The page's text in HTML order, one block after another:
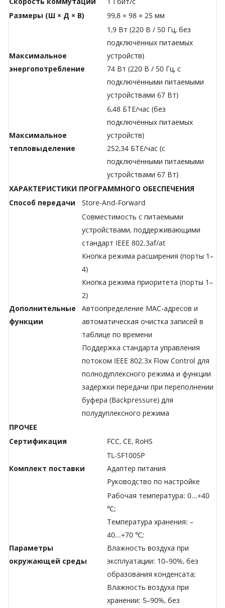
Размеры (Ш × Д × В)
99,8 × 98 × 25 мм
Максимальное
энергопотребление
1,9 Вт (220 В / 50 Гц, без
подключённых питаемых
устройств)
74 Вт (220 В / 50 Гц, с
подключёнными питаемыми
устройствами 67 Вт)
Максимальное
тепловыделение
6,48 БТЕ/час (без
подключённых питаемых
устройств)
252,34 БТЕ/час (с
подключёнными питаемыми
устройствами 67 Вт)
ХАРАКТЕРИСТИКИ ПРОГРАММНОГО ОБЕСПЕЧЕНИЯ
Способ передачи
Store-And-Forward
Дополнительные
функции
Совместимость с питаемыми
устройствами, поддерживающими
стандарт IEEE 802.3af/at
Кнопка режима расширения (порты 1–
4)
Кнопка режима приоритета (порты 1–
2)
Автоопределение МАС-адресов и
автоматическая очистка записей в
таблице по времени
Поддержка стандарта управления
потоком IEEE 802.3x Flow Control для
полнодуплексного режима и функции
задержки передачи при переполнении
буфера (Backpressure) для
полудуплексного режима
ПРОЧЕЕ
Сертификация
FCC, CE, RoHS
Комплект поставки
TL-SF1005P
Адаптер питания
Руководство по настройке
Параметры
окружающей среды
Рабочая температура: 0...+40
℃;
Температура хранения: –
40...+70 ℃;
Влажность воздуха при
эксплуатации: 10–90%, без
образования конденсата;
Влажность воздуха при
хранении: 5–90%, без